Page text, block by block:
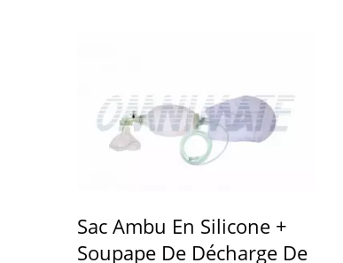
Sac Ambu En Silicone +
Soupape De Décharge De
Réanimateur En Silicone